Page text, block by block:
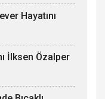
Hayatını
İlksen Özalper